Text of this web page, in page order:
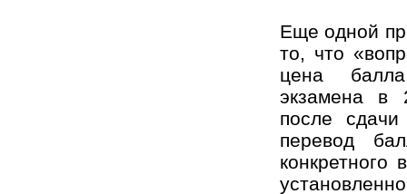
Еще одной
то, что
цена балла
экзамена в
после
перевод
конкретного